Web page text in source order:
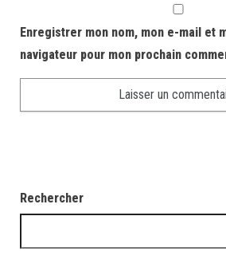
Enregistrer mon nom, mon e-mail et
navigateur pour mon prochain
Rechercher